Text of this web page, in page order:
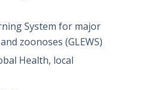
System for major
zoonoses (GLEWS)
Health, local